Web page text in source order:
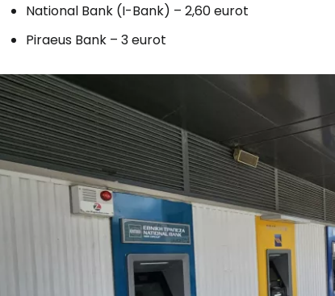
National Bank (I-Bank) – 2,60 eurot
Piraeus Bank – 3 eurot